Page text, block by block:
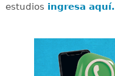
estudios ingresa aquí.